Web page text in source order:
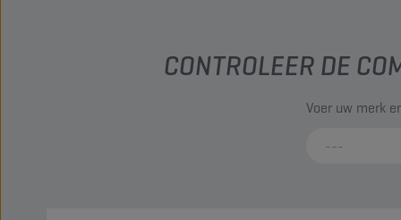
CONTROLEER DE
Voer uw merk